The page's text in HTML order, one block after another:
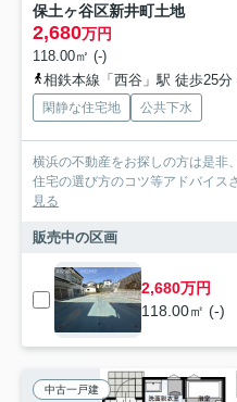
保土ヶ谷区新井町土地
2,680万円
118.00㎡ (-)
相鉄本線「西谷」駅 徒歩25分
閑静な住宅地 公共下水
横浜の不動産をお探しの方は是非
住宅の選び方のコツ等アドバイス
見る
販売中の区画
2,680万円
118.00㎡ (-)
中古一戸建